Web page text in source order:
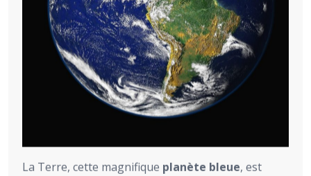
La Terre, cette magnifique planète bleue, est